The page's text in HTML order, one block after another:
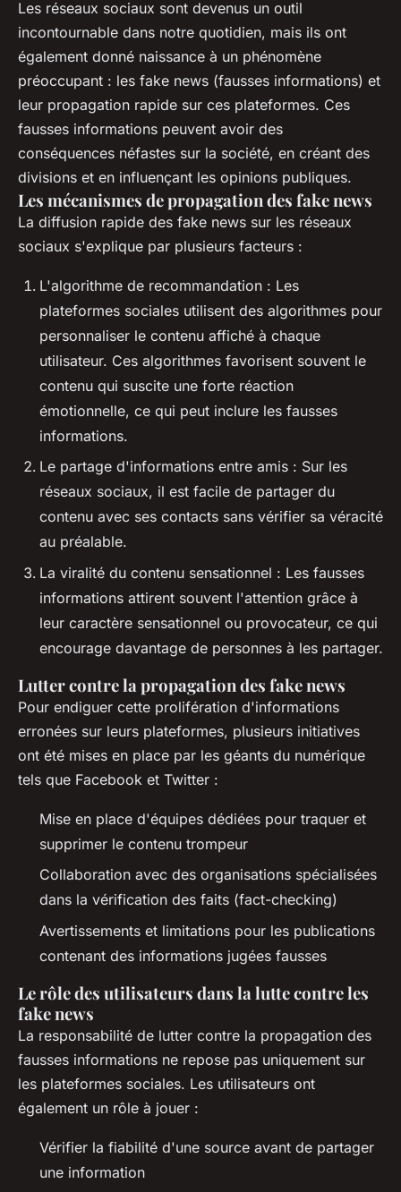
Les réseaux sociaux sont devenus un outil
incontournable dans notre quotidien, mais ils ont
également donné naissance à un phénomène
préoccupant : les fake news (fausses informations) et
leur propagation rapide sur ces plateformes. Ces
fausses informations peuvent avoir des
conséquences néfastes sur la société, en créant des
divisions et en influençant les opinions publiques.
Les mécanismes de propagation des fake news
La diffusion rapide des fake news sur les réseaux
sociaux s'explique par plusieurs facteurs :
L'algorithme de recommandation : Les
plateformes sociales utilisent des algorithmes pour
personnaliser le contenu affiché à chaque
utilisateur. Ces algorithmes favorisent souvent le
contenu qui suscite une forte réaction
émotionnelle, ce qui peut inclure les fausses
informations.
Le partage d'informations entre amis : Sur les
réseaux sociaux, il est facile de partager du
contenu avec ses contacts sans vérifier sa véracité
au préalable.
La viralité du contenu sensationnel : Les fausses
informations attirent souvent l'attention grâce à
leur caractère sensationnel ou provocateur, ce qui
encourage davantage de personnes à les partager.
Lutter contre la propagation des fake news
Pour endiguer cette prolifération d'informations
erronées sur leurs plateformes, plusieurs initiatives
ont été mises en place par les géants du numérique
tels que Facebook et Twitter :
Mise en place d'équipes dédiées pour traquer et
supprimer le contenu trompeur
Collaboration avec des organisations spécialisées
dans la vérification des faits (fact-checking)
Avertissements et limitations pour les publications
contenant des informations jugées fausses
Le rôle des utilisateurs dans la lutte contre les
fake news
La responsabilité de lutter contre la propagation des
fausses informations ne repose pas uniquement sur
les plateformes sociales. Les utilisateurs ont
également un rôle à jouer :
Vérifier la fiabilité d'une source avant de partager
une information